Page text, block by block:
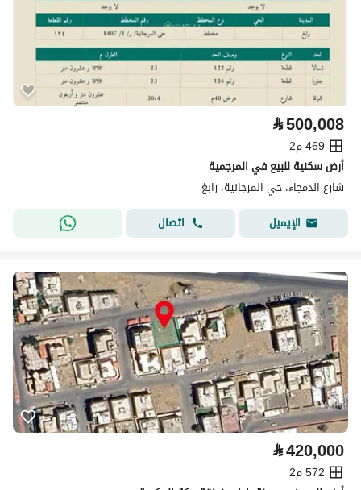
⃁500,008
469 م2
أرض سكنية للبيع في المرجمية
شارع الدمجاء، حي المرجانية، رابغ
الإيميل
اتصال
⃁420,000
572 م2